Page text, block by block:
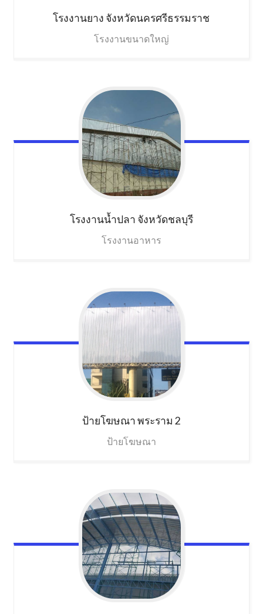
โรงงานยาง จังหวัดนครศรีธรรมราช
โรงงานขนาดใหญ่
โรงงานน้ำปลา จังหวัดชลบุรี
โรงงานอาหาร
ป้ายโฆษณาพระราม 2
ป้ายโฆษณา